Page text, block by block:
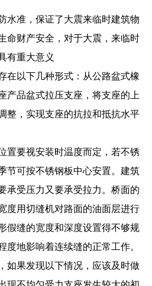
水准，保证了大震来临时建筑物
命财产安全，对于大震，来临时
有重大意义
在以下几种形式：从公路盆式橡
产品盆式拉压支座，将支座的上
整，实现支座的抗拉和抵抗水平
置要视安装时温度而定，若不锈
节可按不锈钢板中心安置。建筑
承受压力又要承受拉力。桥面的
度用切缝机对路面的油面层进行
假缝的宽度和深度设置得不够规
度地影响着连续缝的正常工作。
如果发现以下情况，应该及时做